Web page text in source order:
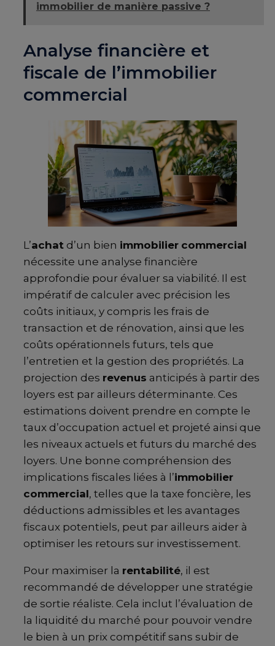
immobilier de manière passive ?
Analyse financière et
fiscale de l’immobilier
commercial
L’achat d’un bien immobilier commercial
nécessite une analyse financière
approfondie pour évaluer sa viabilité. Il est
impératif de calculer avec précision les
coûts initiaux, y compris les frais de
transaction et de rénovation, ainsi que les
coûts opérationnels futurs, tels que
l’entretien et la gestion des propriétés. La
projection des revenus anticipés à partir des
loyers est par ailleurs déterminante. Ces
estimations doivent prendre en compte le
taux d’occupation actuel et projeté ainsi que
les niveaux actuels et futurs du marché des
loyers. Une bonne compréhension des
implications fiscales liées à l’immobilier
commercial, telles que la taxe foncière, les
déductions admissibles et les avantages
fiscaux potentiels, peut par ailleurs aider à
optimiser les retours sur investissement.
Pour maximiser la rentabilité, il est
recommandé de développer une stratégie
de sortie réaliste. Cela inclut l’évaluation de
la liquidité du marché pour pouvoir vendre
le bien à un prix compétitif sans subir de